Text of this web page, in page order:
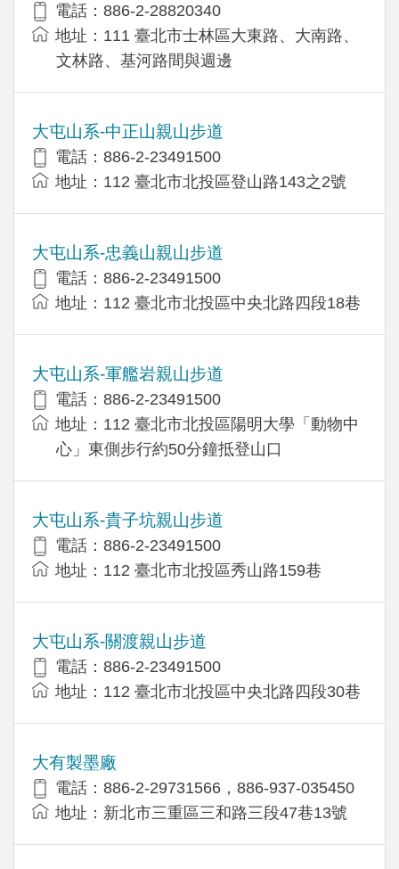
電話：886-2-28820340
地址：111 臺北市士林區大東路、大南路、
文林路、基河路間與週邊
大屯山系-中正山親山步道
電話：886-2-23491500
地址：112 臺北市北投區登山路143之2號
大屯山系-忠義山親山步道
電話：886-2-23491500
地址：112 臺北市北投區中央北路四段18巷
大屯山系-軍艦岩親山步道
電話：886-2-23491500
地址：112 臺北市北投區陽明大學「動物中
心」東側步行約50分鐘抵登山口
大屯山系-貴子坑親山步道
電話：886-2-23491500
地址：112 臺北市北投區秀山路159巷
大屯山系-關渡親山步道
電話：886-2-23491500
地址：112 臺北市北投區中央北路四段30巷
大有製墨廠
電話：886-2-29731566，886-937-035450
地址：新北市三重區三和路三段47巷13號